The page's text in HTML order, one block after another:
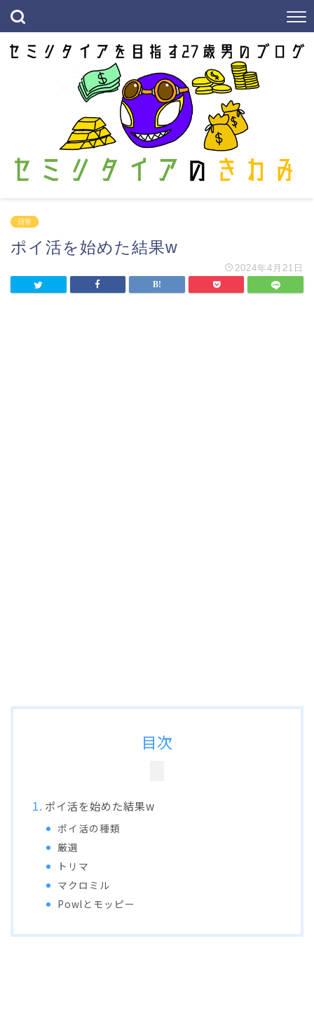
日常
ポイ活を始めた結果w
2024年4月21日
目次
ポイ活を始めた結果w
ポイ活の種類
厳選
トリマ
マクロミル
Powlとモッピー